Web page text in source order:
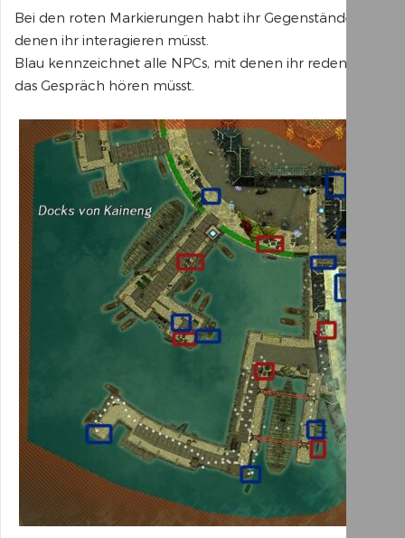
Bei den roten Markierungen habt ihr Gegenstände, mit
denen ihr interagieren müsst.
Blau kennzeichnet alle NPCs, mit denen ihr reden oder
das Gespräch hören müsst.